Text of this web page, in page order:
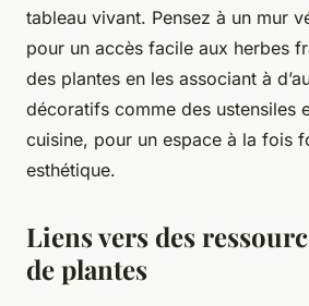
tableau vivant. Pensez à un mur
pour un accès facile aux herbes
des plantes en les associant à
décoratifs comme des ustensiles
cuisine, pour un espace à la fois
esthétique.
Liens vers des
de plantes